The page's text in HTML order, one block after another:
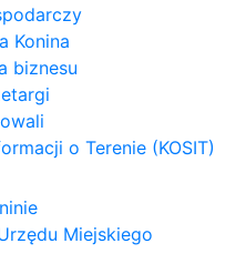
Konina
biznesu
o Terenie (KOSIT)
Miejskiego